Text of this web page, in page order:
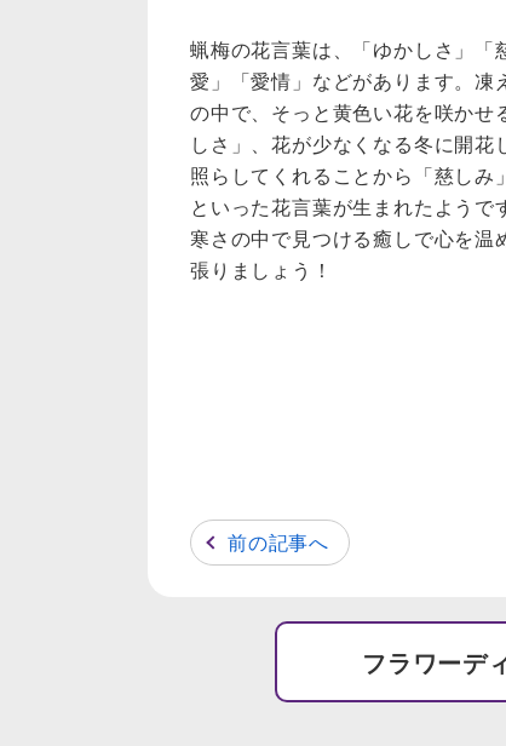
蝋梅の花言葉は、「ゆかしさ」「
愛」「愛情」などがあります。凍
の中で、そっと黄色い花を咲かせ
しさ」、花が少なくなる冬に開花
照らしてくれることから「慈しみ
といった花言葉が生まれたようで
寒さの中で見つける癒しで心を温
張りましょう！
前の記事へ
フラワーデ